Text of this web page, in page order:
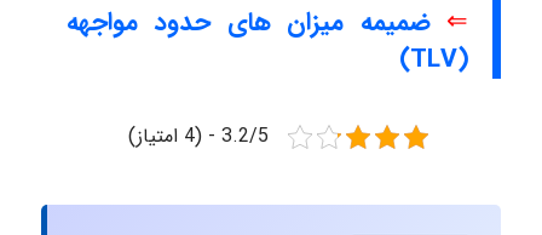
⇐ضمیمه میزان های حدود مواجهه
(TLV)
3.2/5 - (4 امتیاز)